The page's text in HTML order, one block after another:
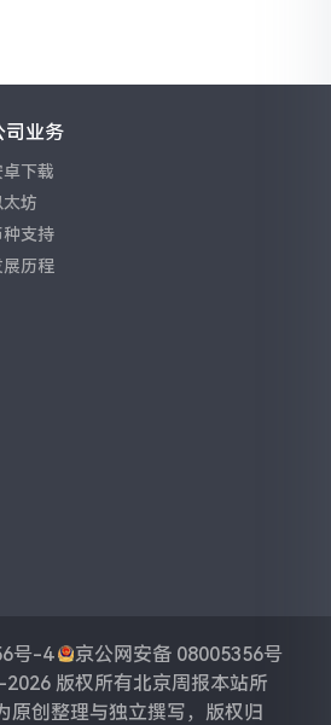
司业务
卓下载
太坊
种支持
展历程
号-4
京公网安备 08005356号
版权所有北京周报本站所
原创整理与独立撰写，版权归